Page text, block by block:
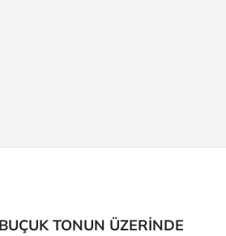
TONUN ÜZERİNDE